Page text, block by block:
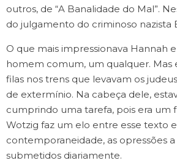
outros, de “A Banalidade do Mal”.
do julgamento do criminoso nazista
O que mais impressionava Hannah
homem comum, um qualquer. Mas
filas nos trens que levavam os
de extermínio. Na cabeça dele,
cumprindo uma tarefa, pois era um
Wotzig faz um elo entre esse texto
contemporaneidade, as opressões
submetidos diariamente.